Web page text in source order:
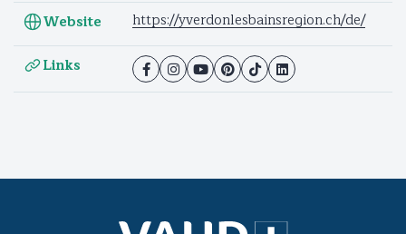
Website
https://yverdonlesbainsregion.ch/de/
Links